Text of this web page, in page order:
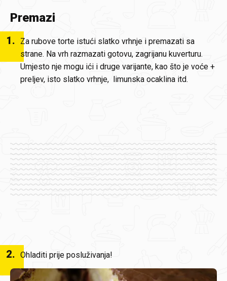
Premazi
1.
Za rubove torte istući slatko vrhnje i premazati sa
strane. Na vrh razmazati gotovu, zagrijanu kuverturu.
Umjesto nje mogu ići i druge varijante, kao što je voće +
preljev, isto slatko vrhnje, limunska ocaklina itd.
2. Ohladiti prije posluživanja!